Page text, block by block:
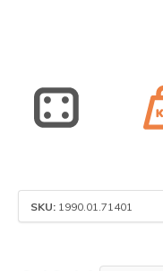
SKU: 1990.01.71401